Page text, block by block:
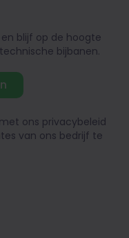
blijf op de hoogte
bijbanen.
ons privacybeleid
van ons bedrijf te